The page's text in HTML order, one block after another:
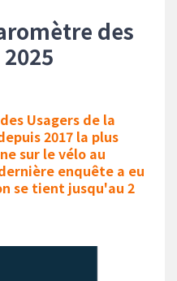
des
Usagers de la
2017 la plus
sur le vélo au
enquête a eu
se tient jusqu'au 2